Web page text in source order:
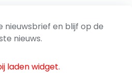
nieuwsbrief en blijf op de
nieuws.
laden widget.